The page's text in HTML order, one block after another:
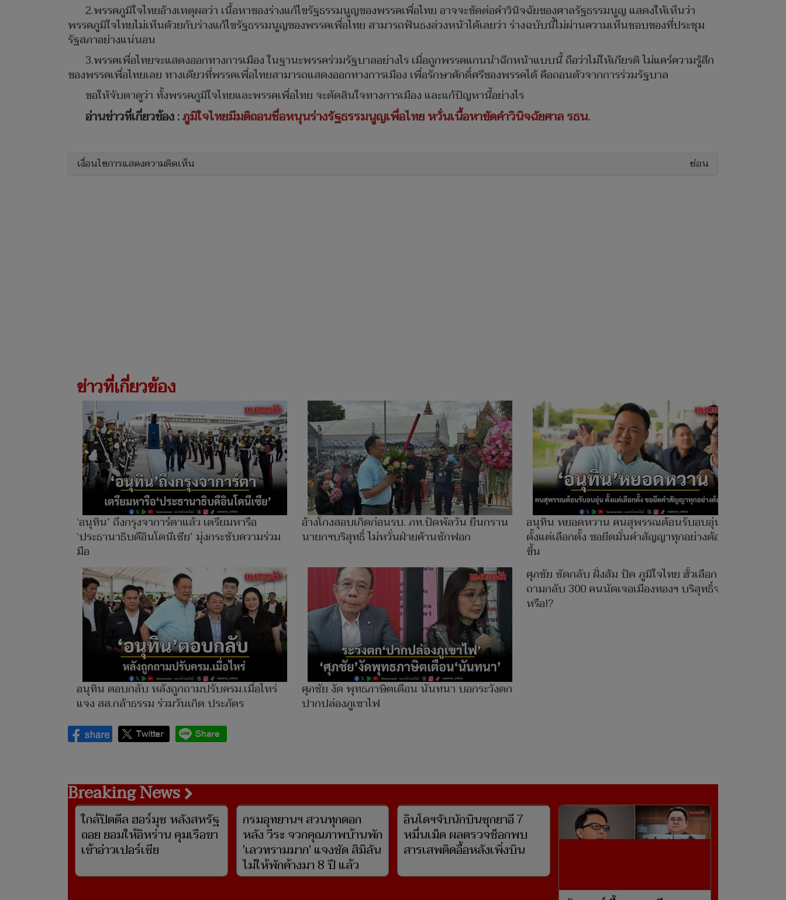
2.พรรคภูมิใจไทยอ้างเหตุผลว่า เนื้อหาของร่างแก้ไขรัฐธรรมนูญของพรรคเพื่อไทย อาจจะขัดต่อคำวินิจฉัยของศาลรัฐธรรมนูญ แสดงให้เห็นว่า
พรรคภูมิใจไทยไม่เห็นด้วยกับร่างแก้ไขรัฐธรรมนูญของพรรคเพื่อไทย สามารถฟันธงล่วงหน้าได้เลยว่า ร่างฉบับนี้ไม่ผ่านความเห็นชอบของที่ประชุม
รัฐสภาอย่างแน่นอน
3.พรรคเพื่อไทยจะแสดงออกทางการเมือง ในฐานะพรรคร่วมรัฐบาลอย่างไร เมื่อถูกพรรคแกนนำฉีกหน้าแบบนี้ ถือว่าไม่ให้เกียรติ ไม่แคร์ความรู้สึก
ของพรรคเพื่อไทยเลย ทางเดียวที่พรรคเพื่อไทยสามารถแสดงออกทางการเมือง เพื่อรักษาศักดิ์ศรีของพรรคได้ คือถอนตัวจากการร่วมรัฐบาล
ขอให้จับตาดูว่า ทั้งพรรคภูมิใจไทยและพรรคเพื่อไทย จะตัดสินใจทางการเมือง และแก้ปัญหานี้อย่างไร
อ่านข่าวที่เกี่ยวข้อง :ภูมิใจไทยมีมติถอนชื่อหนุนร่างรัฐธรรมนูญเพื่อไทย หวั่นเนื้อหาขัดคำวินิจฉัยศาล รธน.
เงื่อนไขการแสดงความคิดเห็น ซ่อน
ข่าวที่เกี่ยวข้อง
‘อนุทิน’ ถึงกรุงจาการ์ตาแล้ว เตรียมหารือ
‘ประธานาธิบดีอินโดนีเซีย’ มุ่งกระชับความร่วม
มือ
อ้างโกงสอบเกิดก่อนรบ. ภท.ปัดพัลวัน ยืนกราน
นายกฯบริสุทธิ์ ไม่หวั่นฝ่ายค้านซักฟอก
อนุทิน หยอดหวาน คนสุพรรณต้อนรับอบอุ่น
ตั้งแต่เลือกตั้ง ขอยึดมั่นคำสัญญาทุกอย่างต้องดี
ขึ้น
อนุทิน ตอบกลับ หลังถูกถามปรับครม.เมื่อไหร่
แจง สส.กล้าธรรม ร่วมวันเกิด ประภัตร
ศุภชัย งัด พุทธภาษิตเตือน นันทนา บอกระวังตก
ปากปล่องภูเขาไฟ
ศุภชัย ซัดกลับ ฝั่งส้ม ปัด ภูมิใจไทย ฮั้วเลือก สว.
ถามกลับ 300 คนนัดเจอเมืองทองฯ บริสุทธิ์จริง
หรือ!?
Breaking News
ใกล้ปิดดีล ฮอร์มุซ หลังสหรัฐ
ถอย ยอมให้อิหร่าน คุมเรือขา
เข้าอ่าวเปอร์เซีย
กรมอุทยานฯ สวนทุกดอก
หลัง วีระ จวกคุณภาพบ้านพัก
'เลวทรามมาก' แจงชัด สิมิลัน
ไม่ให้พักค้างมา 8 ปี แล้ว